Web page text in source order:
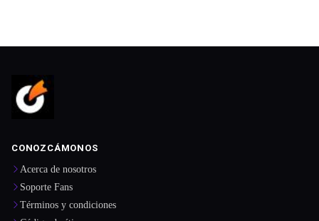
CONOZCÁMONOS
Acerca de nosotros
Soporte Fans
Términos y condiciones